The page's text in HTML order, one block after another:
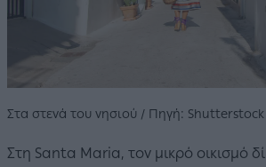
Στα στενά του νησιού / Πηγή: Shutterstock
Στη Santa Maria, τον μικρό οικισμό